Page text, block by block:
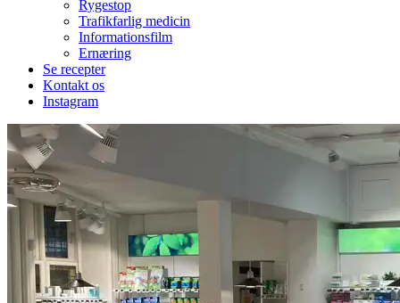
Rygestop
Trafikfarlig medicin
Informationsfilm
Ernæring
Se recepter
Kontakt os
Instagram